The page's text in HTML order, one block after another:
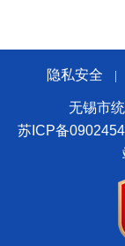
隐私安全
无锡市
苏ICP备